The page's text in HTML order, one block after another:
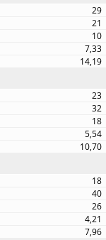
29
21
10
7,33
14,19
23
32
18
5,54
10,70
18
40
26
4,21
7,96